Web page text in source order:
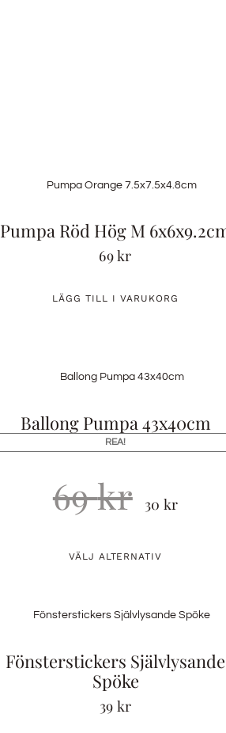
Pumpa Röd Hög M
69kr
LÄGG TILL I VARUKORG
Ballong Pumpa 43x40cm
REA!
69kr 30 kr
VÄLJ ALTERNATIV
Fönsterstickers Självlysande
Spöke
39 kr